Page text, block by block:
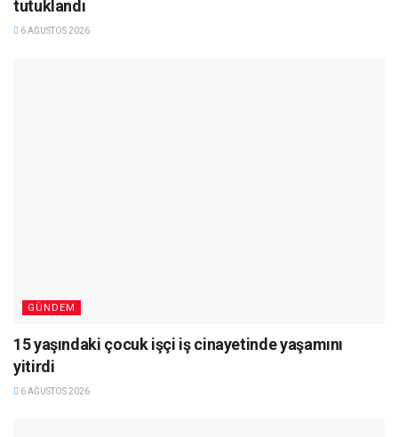
tutuklandı
6 AĞUSTOS 2026
GÜNDEM
15 yaşındaki çocuk işçi iş cinayetinde yaşamını
yitirdi
6 AĞUSTOS 2026